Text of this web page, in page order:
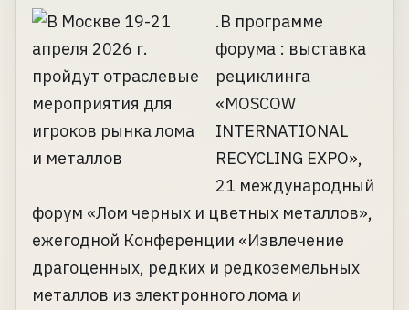
.В программе
форума : выставка
рециклинга
«MOSCOW
INTERNATIONAL
RECYCLING EXPO»,
21 международный
форум «Лом черных и цветных металлов»,
ежегодной Конференции «Извлечение
драгоценных, редких и редкоземельных
металлов из электронного лома и